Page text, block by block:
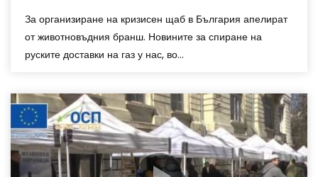
За организиране на кризисен щаб в България апелират
от животновъдния бранш. Новините за спиране на
руските доставки на газ у нас, во...